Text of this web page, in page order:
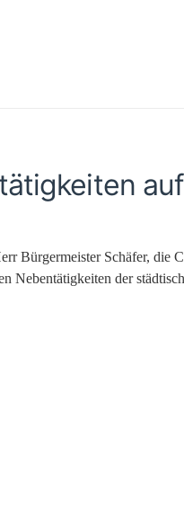
Bürgermeister Schäfer, die
Nebentätigkeiten der